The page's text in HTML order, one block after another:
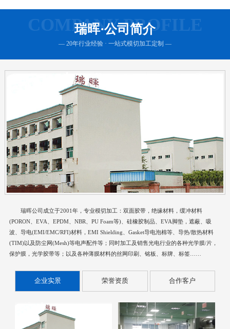
COMPANY PROFILE
瑞晖·公司简介
— 20年行业经验 · 一站式模切加工定制 —
瑞晖公司成立于2001年，专业模切加工：双面胶带，绝缘材料，缓冲材料
(PORON、EVA、EPDM、NBR、PU Foam等)、硅橡胶制品、EVA脚垫，遮蔽、吸
波、导电(EMI/EMC/RFI)材料，EMI Shielding、Gasket导电泡棉等、导热/散热材料
(TIM)以及防尘网(Mesh)等电声配件等；同时加工及销售光电行业的各种光学膜/片，
保护膜，光学胶带等；以及各种薄膜材料的丝网印刷、铭板、标牌、标签……
企业实景 荣誉资质 合作客户